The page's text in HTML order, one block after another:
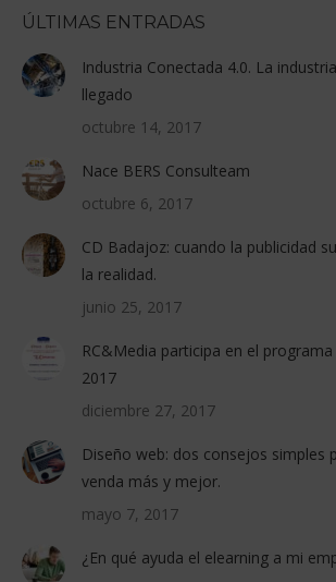
ÚLTIMAS ENTRADAS
Industria Conectada 4.0. La
llegado
octubre 14, 2017
Nace BERS Consulteam
octubre 6, 2017
CD Badajoz: cuando la publicidad
la realidad.
junio 25, 2017
RC&Media participa en el
2017
diciembre 27, 2017
Diseño web: dos consejos simples
venda más y mejor.
mayo 7, 2017
¿En qué ayuda el elearning a mi